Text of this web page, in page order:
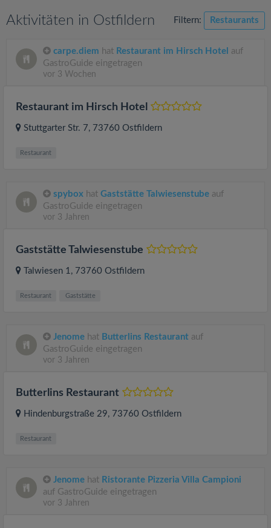
Aktivitäten in Ostfildern Filtern: Restaurants
carpe.diem hat Restaurant im Hirsch Hotel auf
GastroGuide eingetragen
vor 3 Wochen
Restaurant im Hirsch Hotel
Stuttgarter Str. 7, 73760 Ostfildern
Restaurant
spybox hat Gaststätte Talwiesenstube auf
GastroGuide eingetragen
vor 3 Jahren
Gaststätte Talwiesenstube
Talwiesen 1, 73760 Ostfildern
Restaurant Gaststätte
Jenome hat Butterlins Restaurant auf
GastroGuide eingetragen
vor 3 Jahren
Butterlins Restaurant
Hindenburgstraße 29, 73760 Ostfildern
Restaurant
Jenome hat Ristorante Pizzeria Villa Campioni
auf GastroGuide eingetragen
vor 3 Jahren